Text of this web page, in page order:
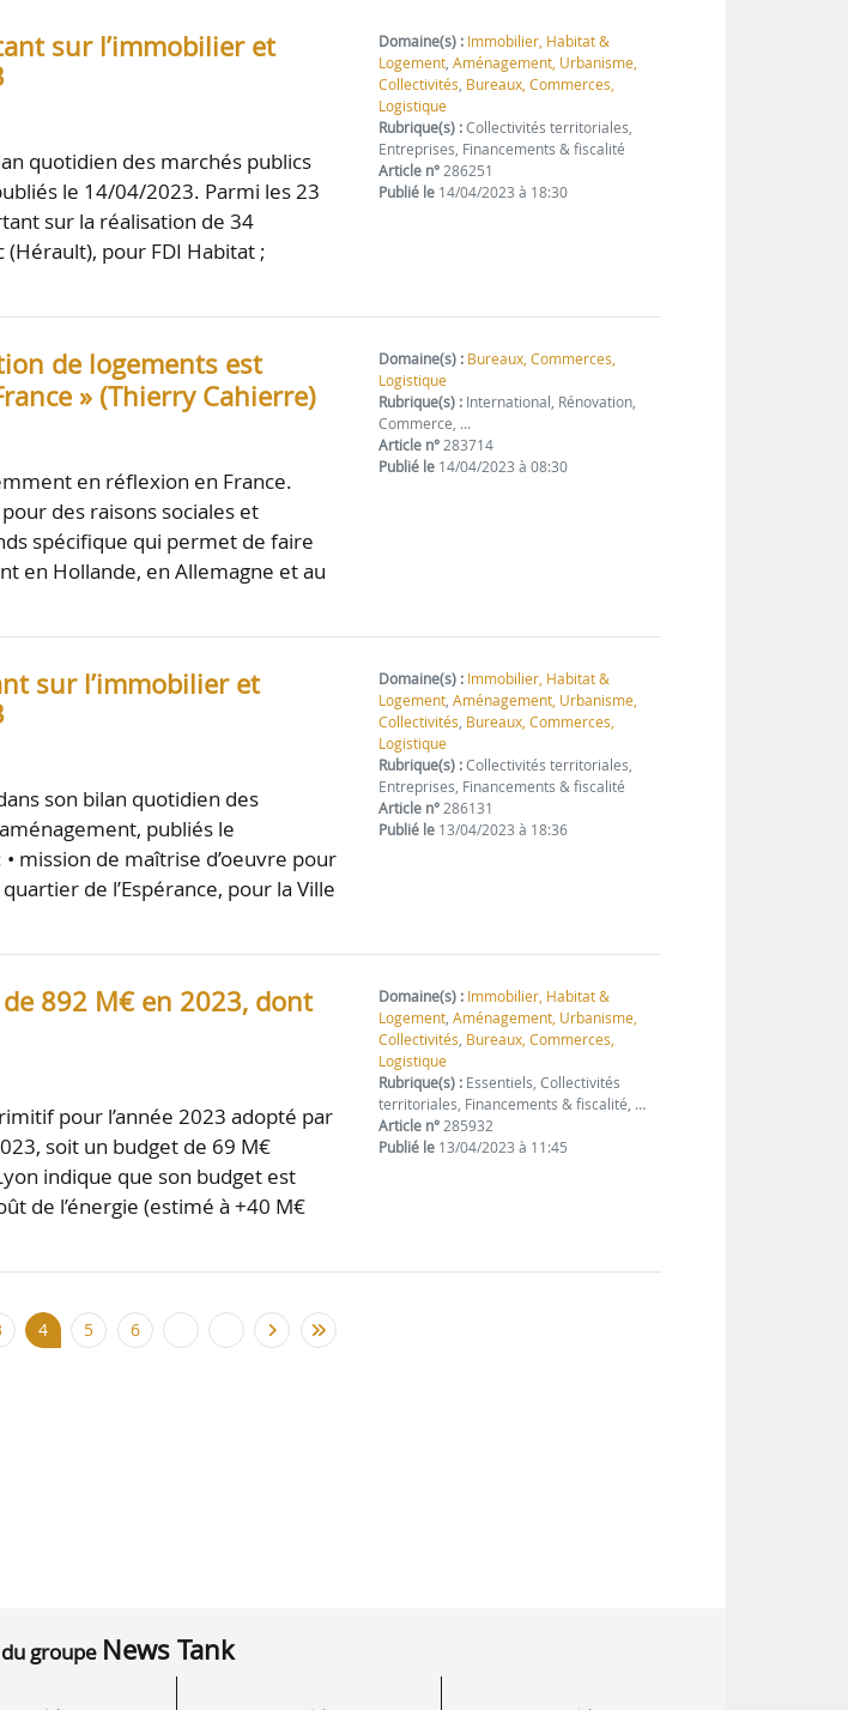
sur l’immobilier et
quotidien des marchés publics
le 14/04/2023. Parmi les 23
sur la réalisation de 34
pour FDI Habitat ;
Domaine(s) : Immobilier, Habitat &
Logement,Aménagement, Urbanisme,
Collectivités, Bureaux, Commerces,
Logistique
Rubrique(s) :Collectivités territoriales,
Entreprises, Financements & fiscalité
Article n°286251
Publié le 14/04/2023 à 18:30
de logements est
» (Thierry Cahierre)
en réflexion en France.
des raisons sociales et
spécifique qui permet de faire
en Hollande, en Allemagne et au
Domaine(s) : Bureaux, Commerces,
Logistique
Rubrique(s) : International, Rénovation,
Commerce, …
Article n°283714
Publié le 14/04/2023 à 08:30
sur l’immobilier et
son bilan quotidien des
publiés le
mission de maîtrise d’oeuvre pour
de l’Espérance, pour la Ville
Domaine(s) : Immobilier, Habitat &
Logement,Aménagement, Urbanisme,
Collectivités, Bureaux, Commerces,
Logistique
Rubrique(s) :Collectivités territoriales,
Entreprises, Financements & fiscalité
Article n°286131
Publié le 13/04/2023 à 18:36
892 M€ en 2023, dont
pour l’année 2023 adopté par
soit un budget de 69 M€
indique que son budget est
de l’énergie (estimé à +40 M€
Domaine(s) : Immobilier, Habitat &
Logement,Aménagement, Urbanisme,
Collectivités, Bureaux, Commerces,
Logistique
Rubrique(s) : Essentiels, Collectivités
territoriales, Financements & fiscalité, …
Article n°285932
Publié le 13/04/2023 à 11:45
4 5 6
groupe News Tank